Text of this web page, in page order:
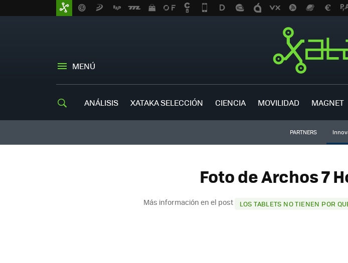
MENÚ
ANÁLISIS XATAKA SELECCIÓN CIENCIA MOVILIDAD MAGNET
PARTNERS
Foto de Archos 7
Más información en el post LOS TABLETS NO TIENEN POR